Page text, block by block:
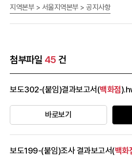
7.12(일), 17일간- 내용 : 가전, 자동차,
에' 챌린지, 그림공모전, 집콕 시장쿡, 경품 및 페이백 행사 등 (※시장
별 주요행사 붙임파일 참고) ②숭례문·올
(온라인 판매부스, 동행세일 홍보관 등) ​붙
지역본부 > 서울지역본부 > 공지사항
첨부파일 45 건
보도302-(붙임)결과보고서(백화점
바로보기
보도199-(붙임)조사 결과보고서(백화